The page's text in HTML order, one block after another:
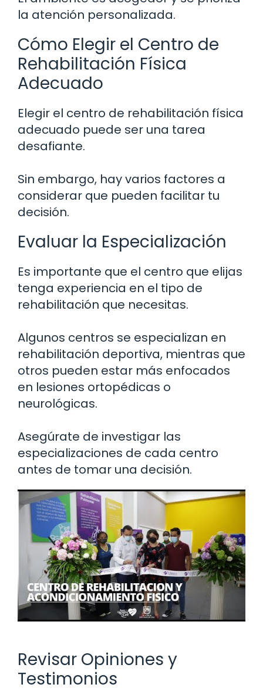
la atención personalizada.
Cómo Elegir el Centro de
Rehabilitación Física
Adecuado
Elegir el centro de rehabilitación física
adecuado puede ser una tarea
desafiante.
Sin embargo, hay varios factores a
considerar que pueden facilitar tu
decisión.
Evaluar la Especialización
Es importante que el centro que elijas
tenga experiencia en el tipo de
rehabilitación que necesitas.
Algunos centros se especializan en
rehabilitación deportiva, mientras que
otros pueden estar más enfocados
en lesiones ortopédicas o
neurológicas.
Asegúrate de investigar las
especializaciones de cada centro
antes de tomar una decisión.
Revisar Opiniones y
Testimonios